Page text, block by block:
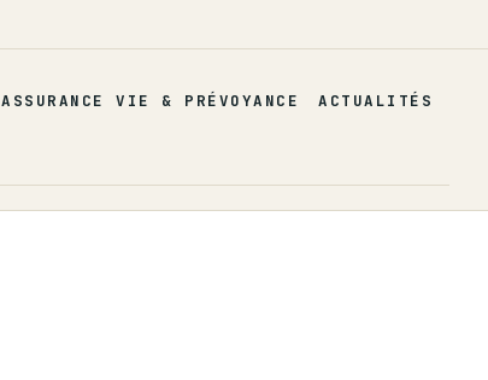
ASSURANCE VIE & PRÉVOYANCE ACTUALITÉS